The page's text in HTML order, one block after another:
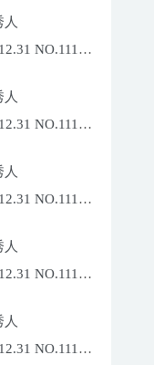
人
NO.11184
人
NO.11183
人
NO.11182
人
NO.11180
人
NO.11181